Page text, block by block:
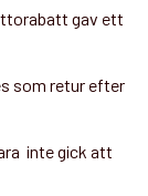
gav ett
som retur efter
inte gick att